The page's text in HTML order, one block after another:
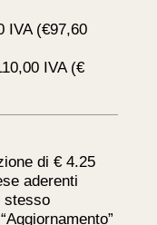
IVA (€97,60
IVA (€
di € 4.25
aderenti
stesso